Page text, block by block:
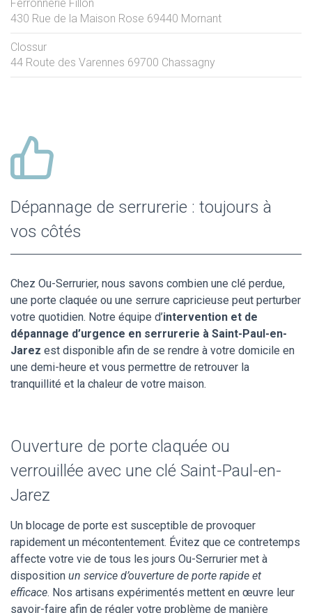
Ferronnerie Fillon
430 Rue de la Maison Rose 69440 Mornant
Clossur
44 Route des Varennes 69700 Chassagny
Dépannage de serrurerie : toujours à
vos côtés
Chez Ou-Serrurier, nous savons combien une clé perdue,
une porte claquée ou une serrure capricieuse peut perturber
votre quotidien. Notre équipe d’intervention et de
dépannage d’urgence en serrurerie à Saint-Paul-en-
Jarez est disponible afin de se rendre à votre domicile en
une demi-heure et vous permettre de retrouver la
tranquillité et la chaleur de votre maison.
Ouverture de porte claquée ou
verrouillée avec une clé Saint-Paul-en-
Jarez
Un blocage de porte est susceptible de provoquer
rapidement un mécontentement. Évitez que ce contretemps
affecte votre vie de tous les jours Ou-Serrurier met à
disposition un service d’ouverture de porte rapide et
efficace. Nos artisans expérimentés mettent en œuvre leur
savoir-faire afin de régler votre problème de manière